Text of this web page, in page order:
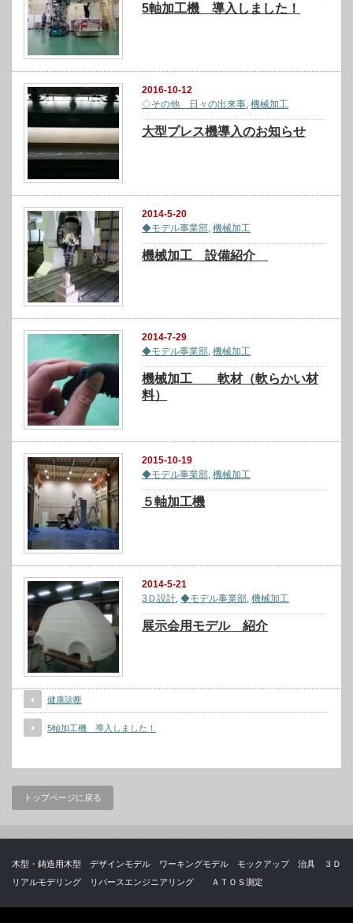
5軸加工機 導入しました！
2016-10-12
◇その他 日々の出来事,機械加工
大型プレス機導入のお知らせ
2014-5-20
◆モデル事業部 ,機械加工
機械加工 設備紹介
2014-7-29
◆モデル事業部,機械加工
機械加工 軟材（軟らかい材
料）
2015-10-19
◆モデル事業部,機械加工
５軸加工機
2014-5-21
3Ｄ設計 ,◆モデル事業部 ,機械加工
展示会用モデル 紹介
健康診断
5軸加工機 導入しました！
トップページに戻る
木型・鋳造用木型 デザインモデル ワーキングモデル モックアップ 治具 ３Ｄ
リアルモデリング リバースエンジニアリング ＡＴＯＳ測定